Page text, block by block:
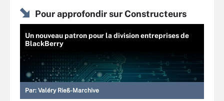
Pour approfondir sur Constructeurs
Un nouveau patron pour la division entreprises de
BlackBerry
Par: Valéry Rieß-Marchive